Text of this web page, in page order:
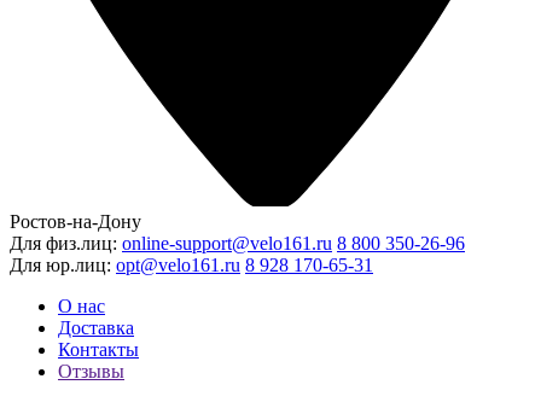
Ростов-на-Дону
Для физ.лиц: online-support@velo161.ru 8 800 350-26-96
Для юр.лиц: opt@velo161.ru 8 928 170-65-31
О нас
Доставка
Контакты
Отзывы